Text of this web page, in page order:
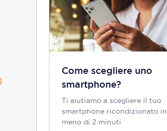
Come scegliere uno
smartphone?
Ti aiutiamo a scegliere il tuo
smartphone ricondizionato in
meno di 2 minuti